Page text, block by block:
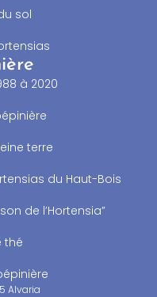
sol
à 2020
terre
du Haut-Bois
de l’Hortensia”
thé
Alvaria